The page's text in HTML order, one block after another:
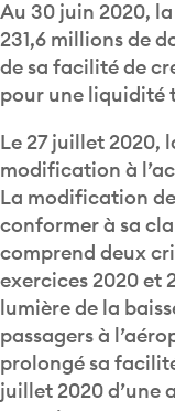
231,6 millions de
de sa facilité de
pour une liquidité
modification à
La modification de
conformer à sa
comprend deux
exercices 2020 et
lumière de la
passagers à
prolongé sa
juillet 2020 d’une
22 mai 2023.